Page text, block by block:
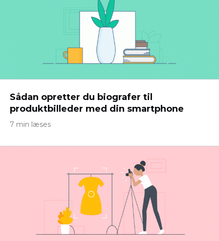
Sådan opretter du biografer til
produktbilleder med din smartphone
7 min læses